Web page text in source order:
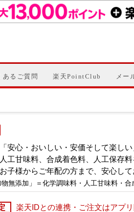
あるご質問 楽天PointClub メー
安心・おいしい・安価そして楽し
工甘味料、合成着色料、人工保存
子様からご年配の方まで、安心し
無添加」＝化学調味料・人工甘味料・合
楽天IDとの連携・ご注文はアプ